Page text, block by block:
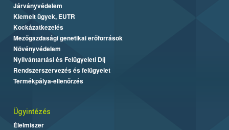
Járványvédelem
Kiemelt ügyek, EUTR
Kockázatkezelés
Mezőgazdasági genetikai erőforrások
Növényvédelem
Nyilvántartási és Felügyeleti Díj
Rendszerszervezés és felügyelet
Termékpálya-ellenőrzés
Ügyintézés
Élelmiszer